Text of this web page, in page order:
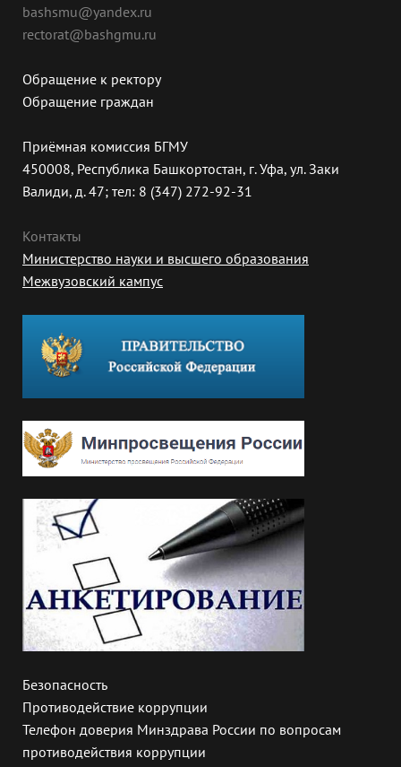
bashsmu@yandex.ru
rectorat@bashgmu.ru
Обращение к ректору
Обращение граждан
Приёмная комиссия БГМУ
450008, Республика Башкортостан, г. Уфа, ул. Заки
Валиди, д. 47; тел: 8 (347) 272-92-31
Контакты
Министерство науки и высшего образования
Межвузовский кампус
Безопасность
Противодействие коррупции
Телефон доверия Минздрава России по вопросам
противодействия коррупции